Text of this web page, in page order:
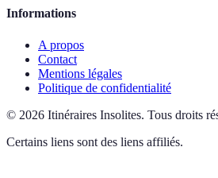
Informations
A propos
Contact
Mentions légales
Politique de confidentialité
© 2026 Itinéraires Insolites. Tous droits
Certains liens sont des liens affiliés.